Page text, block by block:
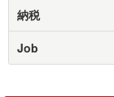
納税
Job